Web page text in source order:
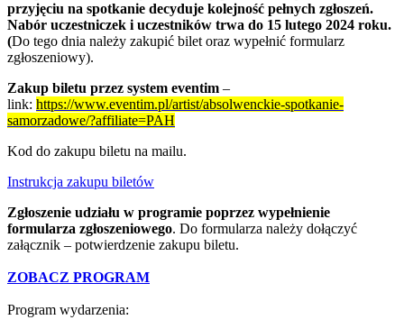
przyjęciu na spotkanie decyduje kolejność pełnych zgłoszeń.
Nabór uczestniczek i uczestników trwa do 15 lutego 2024 roku.
(Do tego dnia należy zakupić bilet oraz wypełnić formularz
zgłoszeniowy).
Zakup biletu przez system eventim –
link: https://www.eventim.pl/artist/absolwenckie-spotkanie-
samorzadowe/?affiliate=PAH
Kod do zakupu biletu na mailu.
Instrukcja zakupu biletów
Zgłoszenie udziału w programie poprzez wypełnienie
formularza zgłoszeniowego. Do formularza należy dołączyć
załącznik – potwierdzenie zakupu biletu.
ZOBACZ PROGRAM
Program wydarzenia: